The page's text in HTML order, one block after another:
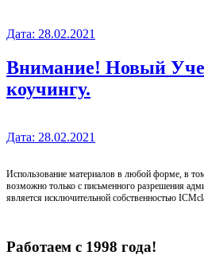
Дата: 28.02.2021
Внимание! Новый
коучингу.
Дата: 28.02.2021
Использование материалов в любой форме, в
возможно только с письменного разрешения
является исключительной собственностью
Работаем с 1998 года!